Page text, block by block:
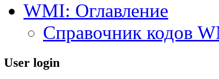
WMI: Оглавление
Справочник кодов
User login